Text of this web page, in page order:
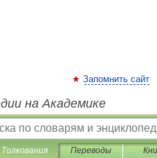
Запомнить сайт
на Академике
Толкования Переводы